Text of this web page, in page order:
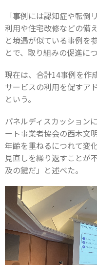
「事例には認知症や転
利用や住宅改修などの備
と境遇が似ている事例を
とで、取り組みの促進に
現在は、合計14事例を作
サービスの利用を促すア
という。
パネルディスカッション
ート事業者協会の西木文
年齢を重ねるにつれて変
見直しを繰り返すことが
及の鍵だ」と述べた。